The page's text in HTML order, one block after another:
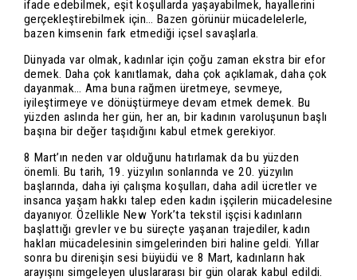
ifade edebilmek, eşit koşullarda yaşayabilmek, hayallerini
gerçekleştirebilmek için… Bazen görünür mücadelelerle,
bazen kimsenin fark etmediği içsel savaşlarla.
Dünyada var olmak, kadınlar için çoğu zaman ekstra bir efor
demek. Daha çok kanıtlamak, daha çok açıklamak, daha çok
dayanmak… Ama buna rağmen üretmeye, sevmeye,
iyileştirmeye ve dönüştürmeye devam etmek demek. Bu
yüzden aslında her gün, her an, bir kadının varoluşunun başlı
başına bir değer taşıdığını kabul etmek gerekiyor.
8 Mart’ın neden var olduğunu hatırlamak da bu yüzden
önemli. Bu tarih, 19. yüzyılın sonlarında ve 20. yüzyılın
başlarında, daha iyi çalışma koşulları, daha adil ücretler ve
insanca yaşam hakkı talep eden kadın işçilerin mücadelesine
dayanıyor. Özellikle New York’ta tekstil işçisi kadınların
başlattığı grevler ve bu süreçte yaşanan trajediler, kadın
hakları mücadelesinin simgelerinden biri haline geldi. Yıllar
sonra bu direnişin sesi büyüdü ve 8 Mart, kadınların hak
arayışını simgeleyen uluslararası bir gün olarak kabul edildi.